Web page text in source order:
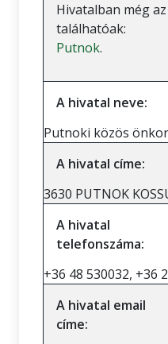
Hivatalban még
találhatóak:
Putnok.
A hivatal neve:
Putnoki közös
A hivatal címe:
3630 PUTNOK
A hivatal
telefonszáma:
+36 48 530032, +36
A hivatal email
címe: